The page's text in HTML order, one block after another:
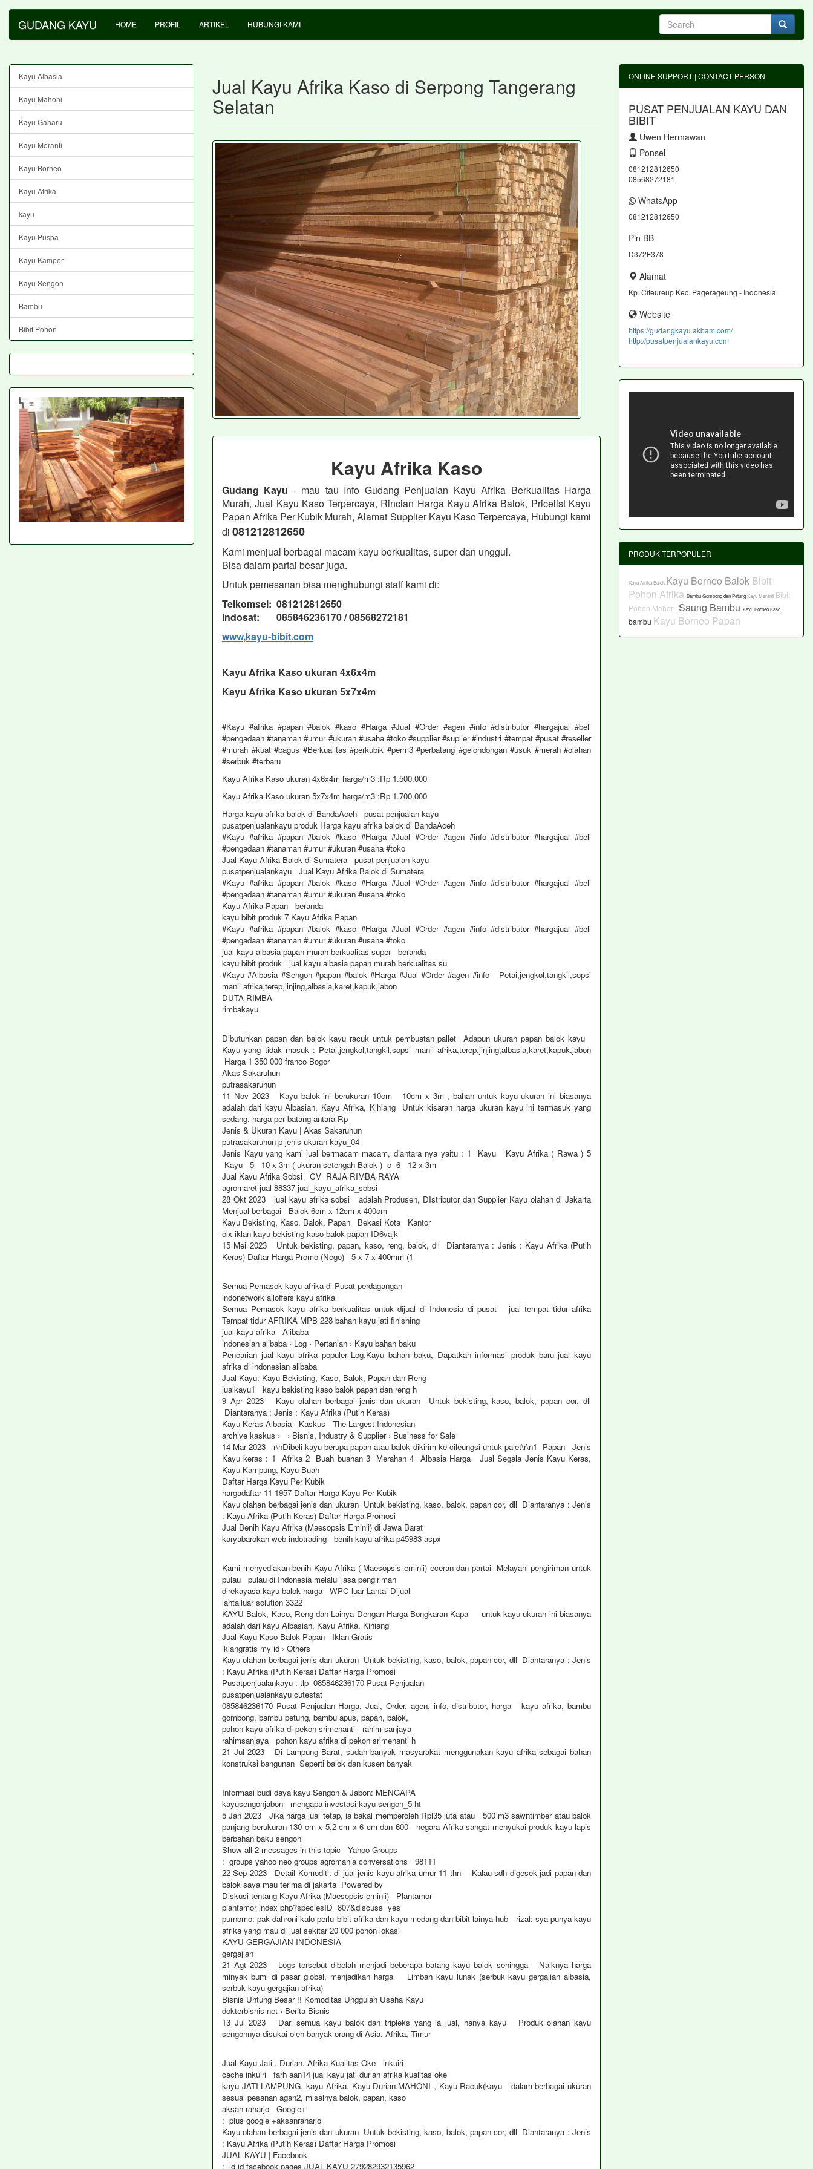
GUDANG KAYU HOME PROFIL ARTIKEL HUBUNGI KAMI
Jual Kayu Afrika Kaso di Serpong Tangerang
Selatan
Kayu Afrika Kaso
Gudang Kayu - mau tau Info Gudang Penjualan Kayu Afrika Berkualitas Harga
Murah, Jual Kayu Kaso Terpercaya, Rincian Harga Kayu Afrika Balok, Pricelist Kayu
Papan Afrika Per Kubik Murah, Alamat Supplier Kayu Kaso Terpercaya, Hubungi kami
di 081212812650
Kami menjual berbagai macam kayu berkualitas, super dan unggul.
Bisa dalam partai besar juga.
Untuk pemesanan bisa menghubungi staff kami di:
Telkomsel: 081212812650
Indosat: 085846236170 / 08568272181
www,kayu-bibit.com
Kayu Afrika Kaso ukuran 4x6x4m
Kayu Afrika Kaso ukuran 5x7x4m
#Kayu #afrika #papan #balok #kaso #Harga #Jual #Order #agen #info #distributor #hargajual #beli
#pengadaan #tanaman #umur #ukuran #usaha #toko #supplier #suplier #industri #tempat #pusat #reseller
#murah #kuat #bagus #Berkualitas #perkubik #perm3 #perbatang #gelondongan #usuk #merah #olahan
#serbuk #terbaru
Kayu Afrika Kaso ukuran 4x6x4m harga/m3 :Rp 1.500.000
Kayu Afrika Kaso ukuran 5x7x4m harga/m3 :Rp 1.700.000
Harga kayu afrika balok di BandaAceh pusat penjualan kayu
pusatpenjualankayu produk Harga kayu afrika balok di BandaAceh
#Kayu #afrika #papan #balok #kaso #Harga #Jual #Order #agen #info #distributor #hargajual #beli
#pengadaan #tanaman #umur #ukuran #usaha #toko
Jual Kayu Afrika Balok di Sumatera pusat penjualan kayu
pusatpenjualankayu Jual Kayu Afrika Balok di Sumatera
#Kayu #afrika #papan #balok #kaso #Harga #Jual #Order #agen #info #distributor #hargajual #beli
#pengadaan #tanaman #umur #ukuran #usaha #toko
Kayu Afrika Papan beranda
kayu bibit produk 7 Kayu Afrika Papan
#Kayu #afrika #papan #balok #kaso #Harga #Jual #Order #agen #info #distributor #hargajual #beli
#pengadaan #tanaman #umur #ukuran #usaha #toko
jual kayu albasia papan murah berkualitas super beranda
kayu bibit produk jual kayu albasia papan murah berkualitas su
#Kayu #Albasia #Sengon #papan #balok #Harga #Jual #Order #agen #info Petai,jengkol,tangkil,sopsi
manii afrika,terep,jinjing,albasia,karet,kapuk,jabon
DUTA RIMBA
rimbakayu
Dibutuhkan papan dan balok kayu racuk untuk pembuatan pallet Adapun ukuran papan balok kayu
Kayu yang tidak masuk : Petai,jengkol,tangkil,sopsi manii afrika,terep,jinjing,albasia,karet,kapuk,jabon
Harga 1 350 000 franco Bogor
Akas Sakaruhun
putrasakaruhun
11 Nov 2023 Kayu balok ini berukuran 10cm 10cm x 3m , bahan untuk kayu ukuran ini biasanya
adalah dari kayu Albasiah, Kayu Afrika, Kihiang Untuk kisaran harga ukuran kayu ini termasuk yang
sedang, harga per batang antara Rp
Jenis & Ukuran Kayu | Akas Sakaruhun
putrasakaruhun p jenis ukuran kayu_04
Jenis Kayu yang kami jual bermacam macam, diantara nya yaitu : 1 Kayu Kayu Afrika ( Rawa ) 5
Kayu 5 10 x 3m ( ukuran setengah Balok ) c 6 12 x 3m
Jual Kayu Afrika Sobsi CV RAJA RIMBA RAYA
agromaret jual 88337 jual_kayu_afrika_sobsi
28 Okt 2023 jual kayu afrika sobsi adalah Produsen, DIstributor dan Supplier Kayu olahan di Jakarta
Menjual berbagai Balok 6cm x 12cm x 400cm
Kayu Bekisting, Kaso, Balok, Papan Bekasi Kota Kantor
olx iklan kayu bekisting kaso balok papan ID6vajk
15 Mei 2023 Untuk bekisting, papan, kaso, reng, balok, dll Diantaranya : Jenis : Kayu Afrika (Putih
Keras) Daftar Harga Promo (Nego) 5 x 7 x 400mm (1
Semua Pemasok kayu afrika di Pusat perdagangan
indonetwork alloffers kayu afrika
Semua Pemasok kayu afrika berkualitas untuk dijual di Indonesia di pusat jual tempat tidur afrika
Tempat tidur AFRIKA MPB 228 bahan kayu jati finishing
jual kayu afrika Alibaba
indonesian alibaba › Log › Pertanian › Kayu bahan baku
Pencarian jual kayu afrika populer Log,Kayu bahan baku, Dapatkan informasi produk baru jual kayu
afrika di indonesian alibaba
Jual Kayu: Kayu Bekisting, Kaso, Balok, Papan dan Reng
jualkayu1 kayu bekisting kaso balok papan dan reng h
9 Apr 2023 Kayu olahan berbagai jenis dan ukuran Untuk bekisting, kaso, balok, papan cor, dll
Diantaranya : Jenis : Kayu Afrika (Putih Keras)
Kayu Keras Albasia Kaskus The Largest Indonesian
archive kaskus › › Bisnis, Industry & Supplier › Business for Sale
14 Mar 2023 r\nDibeli kayu berupa papan atau balok dikirim ke cileungsi untuk palet\r\n1 Papan Jenis
Kayu keras : 1 Afrika 2 Buah buahan 3 Merahan 4 Albasia Harga Jual Segala Jenis Kayu Keras,
Kayu Kampung, Kayu Buah
Daftar Harga Kayu Per Kubik
hargadaftar 11 1957 Daftar Harga Kayu Per Kubik
Kayu olahan berbagai jenis dan ukuran Untuk bekisting, kaso, balok, papan cor, dll Diantaranya : Jenis
: Kayu Afrika (Putih Keras) Daftar Harga Promosi
Jual Benih Kayu Afrika (Maesopsis Eminii) di Jawa Barat
karyabarokah web indotrading benih kayu afrika p45983 aspx
Kami menyediakan benih Kayu Afrika ( Maesopsis eminii) eceran dan partai Melayani pengiriman untuk
pulau pulau di Indonesia melalui jasa pengiriman
direkayasa kayu balok harga WPC luar Lantai Dijual
lantailuar solution 3322
KAYU Balok, Kaso, Reng dan Lainya Dengan Harga Bongkaran Kapa untuk kayu ukuran ini biasanya
adalah dari kayu Albasiah, Kayu Afrika, Kihiang
Jual Kayu Kaso Balok Papan Iklan Gratis
iklangratis my id › Others
Kayu olahan berbagai jenis dan ukuran Untuk bekisting, kaso, balok, papan cor, dll Diantaranya : Jenis
: Kayu Afrika (Putih Keras) Daftar Harga Promosi
Pusatpenjualankayu : tlp 085846236170 Pusat Penjualan
pusatpenjualankayu cutestat
085846236170 Pusat Penjualan Harga, Jual, Order, agen, info, distributor, harga kayu afrika, bambu
gombong, bambu petung, bambu apus, papan, balok,
pohon kayu afrika di pekon srimenanti rahim sanjaya
rahimsanjaya pohon kayu afrika di pekon srimenanti h
21 Jul 2023 Di Lampung Barat, sudah banyak masyarakat menggunakan kayu afrika sebagai bahan
konstruksi bangunan Seperti balok dan kusen banyak
Informasi budi daya kayu Sengon & Jabon: MENGAPA
kayusengonjabon mengapa investasi kayu sengon_5 ht
5 Jan 2023 Jika harga jual tetap, ia bakal memperoleh Rpl35 juta atau 500 m3 sawntimber atau balok
panjang berukuran 130 cm x 5,2 cm x 6 cm dan 600 negara Afrika sangat menyukai produk kayu lapis
berbahan baku sengon
Show all 2 messages in this topic Yahoo Groups
: groups yahoo neo groups agromania conversations 98111
22 Sep 2023 Detail Komoditi: di jual jenis kayu afrika umur 11 thn Kalau sdh digesek jadi papan dan
balok saya mau terima di jakarta Powered by
Diskusi tentang Kayu Afrika (Maesopsis eminii) Plantamor
plantamor index php?speciesID=807&discuss=yes
purnomo: pak dahroni kalo perlu bibit afrika dan kayu medang dan bibit lainya hub rizal: sya punya kayu
afrika yang mau di jual sekitar 20 000 pohon lokasi
KAYU GERGAJIAN INDONESIA
gergajian
21 Agt 2023 Logs tersebut dibelah menjadi beberapa batang kayu balok sehingga Naiknya harga
minyak bumi di pasar global, menjadikan harga Limbah kayu lunak (serbuk kayu gergajian albasia,
serbuk kayu gergajian afrika)
Bisnis Untung Besar !! Komoditas Unggulan Usaha Kayu
dokterbisnis net › Berita Bisnis
13 Jul 2023 Dari semua kayu balok dan tripleks yang ia jual, hanya kayu Produk olahan kayu
sengonnya disukai oleh banyak orang di Asia, Afrika, Timur
Jual Kayu Jati , Durian, Afrika Kualitas Oke inkuiri
cache inkuiri farh aan14 jual kayu jati durian afrika kualitas oke
kayu JATI LAMPUNG, kayu Afrika, Kayu Durian,MAHONI , Kayu Racuk(kayu dalam berbagai ukuran
sesuai pesanan agan2, misalnya balok, papan, kaso
aksan raharjo Google+
: plus google +aksanraharjo
Kayu olahan berbagai jenis dan ukuran Untuk bekisting, kaso, balok, papan cor, dll Diantaranya : Jenis
: Kayu Afrika (Putih Keras) Daftar Harga Promosi
JUAL KAYU | Facebook
: id id facebook pages JUAL KAYU 279282932135962
Kayu Albasia
Kayu Mahoni
Kayu Gaharu
Kayu Meranti
Kayu Borneo
Kayu Afrika
kayu
Kayu Puspa
Kayu Kamper
Kayu Sengon
Bambu
Bibit Pohon
ONLINE SUPPORT | CONTACT PERSON
PUSAT PENJUALAN KAYU DAN
BIBIT
Uwen Hermawan
Ponsel
081212812650
08568272181
WhatsApp
081212812650
Pin BB
D372F378
Alamat
Kp. Citeureup Kec. Pagerageung - Indonesia
Website
https://gudangkayu.akbam.com/
http://pusatpenjualankayu.com
PRODUK TERPOPULER
Kayu Afrika Balok Kayu Borneo Balok Bibit
Pohon Afrika Bambu Gombong dan PetungKayu Meranti Bibit
Pohon Mahoni Saung Bambu Kayu Borneo Kaso
bambu Kayu Borneo Papan